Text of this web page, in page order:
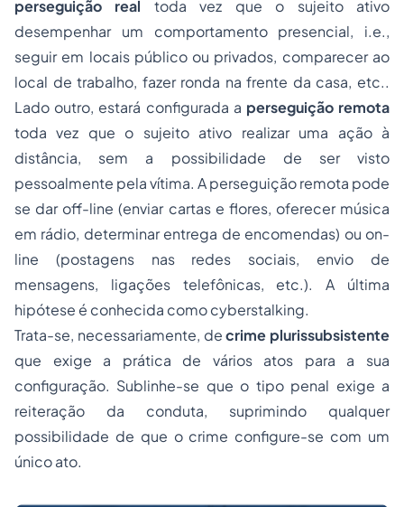
perseguição real toda vez que o sujeito ativo
desempenhar um comportamento presencial, i.e.,
seguir em locais público ou privados, comparecer ao
local de trabalho, fazer ronda na frente da casa, etc..
Lado outro, estará configurada a perseguição remota
toda vez que o sujeito ativo realizar uma ação à
distância, sem a possibilidade de ser visto
pessoalmente pela vítima. A perseguição remota pode
se dar off-line (enviar cartas e flores, oferecer música
em rádio, determinar entrega de encomendas) ou on-
line (postagens nas redes sociais, envio de
mensagens, ligações telefônicas, etc.). A última
hipótese é conhecida comocyberstalking.
Trata-se, necessariamente, decrime plurissubsistente
que exige a prática de vários atos para a sua
configuração. Sublinhe-se que o tipo penal exige a
reiteração da conduta, suprimindo qualquer
possibilidade de que o crime configure-se com um
único ato.